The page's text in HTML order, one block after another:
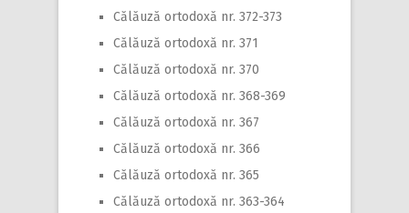
Călăuză ortodoxă nr. 372-373
Călăuză ortodoxă nr. 371
Călăuză ortodoxă nr. 370
Călăuză ortodoxă nr. 368-369
Călăuză ortodoxă nr. 367
Călăuză ortodoxă nr. 366
Călăuză ortodoxă nr. 365
Călăuză ortodoxă nr. 363-364